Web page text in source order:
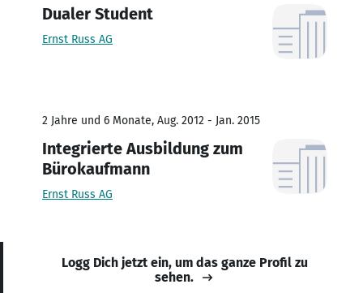
Dualer Student
Ernst Russ AG
2 Jahre und 6 Monate, Aug. 2012 - Jan. 2015
Integrierte Ausbildung zum
Bürokaufmann
Ernst Russ AG
Logg Dich jetzt ein, um das ganze Profil zu
sehen.